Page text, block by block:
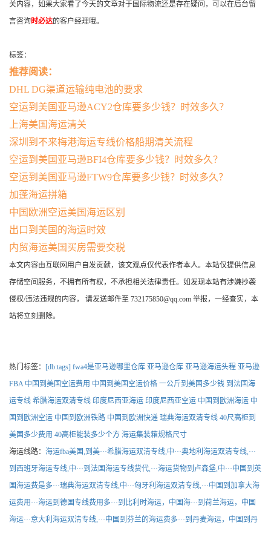
关内容，如果大家看了今天的文章对于国际物流还是存在疑问，可以在后台留
言咨询时必达的客户经理哦。
标签：
推荐阅读：
DHL DG渠道运输纯电池的要求
空运到美国亚马逊ACY2仓库要多少钱？时效多久？
上海美国海运清关
深圳到不来梅港海运专线价格船期清关流程
空运到美国亚马逊BFI4仓库要多少钱？时效多久？
空运到美国亚马逊FTW9仓库要多少钱？时效多久？
加蓬海运拼箱
中国欧洲空运美国海运区别
出口到美国的海运时效
内贸海运美国买房需要交税
本文内容由互联网用户自发贡献，该文观点仅代表作者本人。本站仅提供信息
存储空间服务，不拥有所有权，不承担相关法律责任。如发现本站有涉嫌抄袭
侵权/违法违规的内容， 请发送邮件至 732175850@qq.com 举报，一经查实，本
站将立刻删除。
热门标签： [db:tags] fwa4是亚马逊哪里仓库 亚马逊仓库 亚马逊海运头程 亚马逊
FBA 中国到美国空运费用 中国到美国空运价格 一公斤到美国多少钱 到法国海
运专线 希腊海运双清专线 印度尼西亚海运 印度尼西亚空运 中国到欧洲海运 中
国到欧洲空运 中国到欧洲铁路 中国到欧洲快递 瑞典海运双清专线 40尺高柜到
美国多少费用 40高柜能装多少个方 海运集装箱规格尺寸
海运线路： 海运fba美国,到美···希腊海运双清专线,中···奥地利海运双清专线,···
到西班牙海运专线,中···到法国海运专线货代,···海运货物到卢森堡,中···中国到英
国海运费是多···瑞典海运双清专线,中···匈牙利海运双清专线,···中国到加拿大海
运费用···海运到德国专线费用多···到比利时海运，中国海···到荷兰海运，中国
海运···意大利海运双清专线,···中国到芬兰的海运费多···到丹麦海运，中国到丹